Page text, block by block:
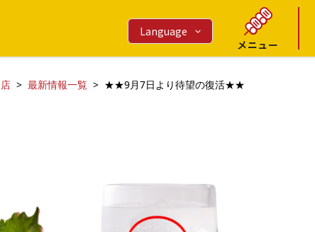
Language
メニュー
最新情報一覧 ★★9月7日より待望の復活★★